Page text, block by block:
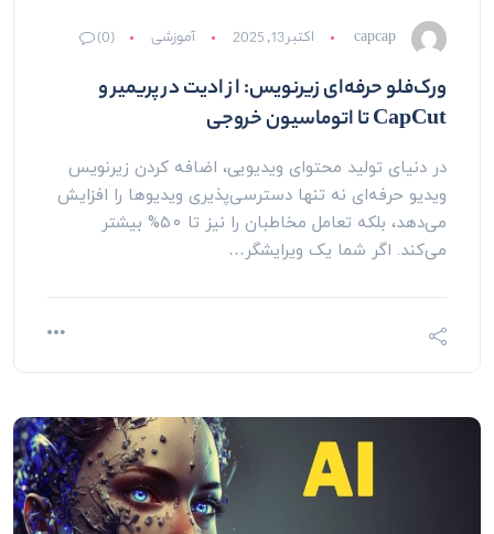
capcap اکتبر 13, 2025 آموزشی (0)
ورک‌فلو حرفه‌ای زیرنویس: از ادیت در پریمیر و
CapCut تا اتوماسیون خروجی
در دنیای تولید محتوای ویدیویی، اضافه کردن زیرنویس
ویدیو حرفه‌ای نه تنها دسترسی‌پذیری ویدیوها را افزایش
می‌دهد، بلکه تعامل مخاطبان را نیز تا ۵۰% بیشتر
می‌کند. اگر شما یک ویرایشگر…